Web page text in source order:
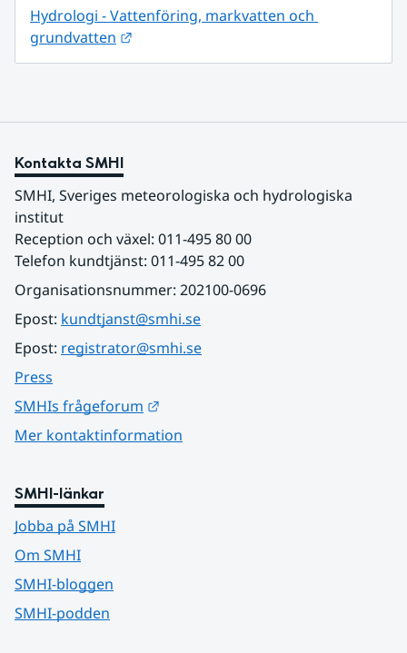
Hydrologi - Vattenföring, markvatten och
grundvatten
Kontakta SMHI
SMHI, Sveriges meteorologiska och hydrologiska
institut
Reception och växel: 011-495 80 00
Telefon kundtjänst: 011-495 82 00
Organisationsnummer: 202100-0696
Epost: kundtjanst@smhi.se
Epost: registrator@smhi.se
Press
SMHIs frågeforum
Mer kontaktinformation
SMHI-länkar
Jobba på SMHI
Om SMHI
SMHI-bloggen
SMHI-podden